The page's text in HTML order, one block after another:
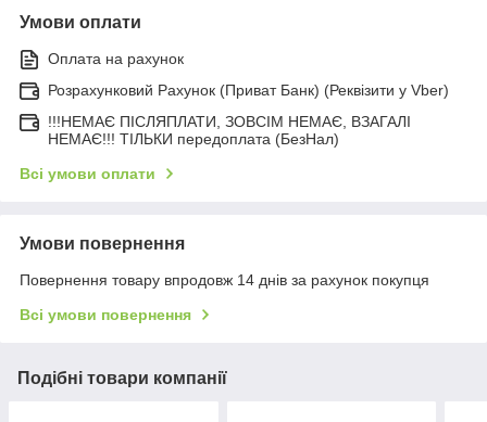
Умови оплати
Оплата на рахунок
Розрахунковий Рахунок (Приват Банк) (Реквізити у Vber)
!!!НЕМАЄ ПІСЛЯПЛАТИ, ЗОВСІМ НЕМАЄ, ВЗАГАЛІ
НЕМАЄ!!! ТІЛЬКИ передоплата (БезНал)
Всі умови оплати
Умови повернення
Повернення товару впродовж 14 днів за рахунок покупця
Всі умови повернення
Подібні товари компанії